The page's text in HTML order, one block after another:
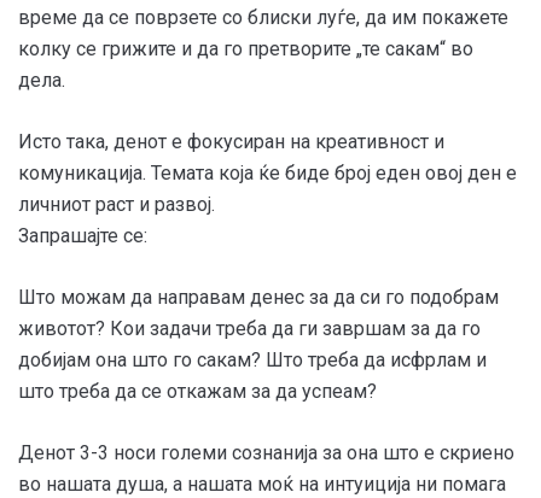
време да се поврзете со блиски луѓе, да им покажете
колку се грижите и да го претворите „те сакам“ во
дела.
Исто така, денот е фокусиран на креативност и
комуникација. Темата која ќе биде број еден овој ден е
личниот раст и развој.
Запрашајте се:
Што можам да направам денес за да си го подобрам
животот? Кои задачи треба да ги завршам за да го
добијам она што го сакам? Што треба да исфрлам и
што треба да се откажам за да успеам?
Денот 3-3 носи големи сознанија за она што е скриено
во нашата душа, а нашата моќ на интуиција ни помага